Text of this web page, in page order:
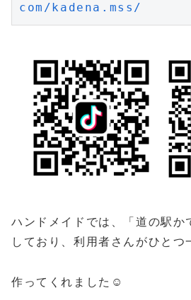
com/kadena.mss/
ハンドメイドでは、「道の駅か
しており、利用者さんがひとつ
作ってくれました☺